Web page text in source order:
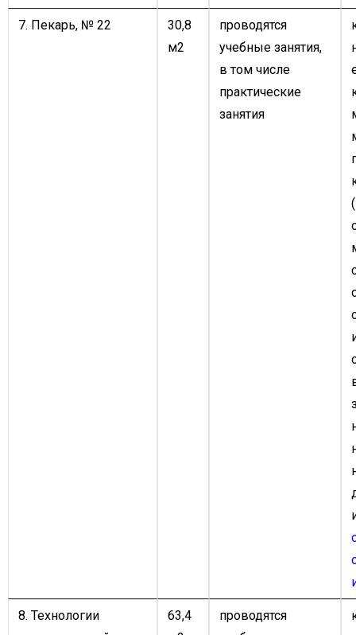
7. Пекарь, № 22
30,8
м2
проводятся
учебные занятия,
в том числе
практические
занятия
8. Технологии
63,4
проводятся